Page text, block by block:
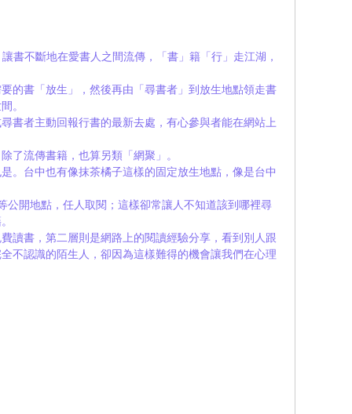
書不斷地在愛書人之間流傳，「書」籍「行」走江湖，
的書「放生」，然後再由「尋書者」到放生地點領走書
。
書者主動回報行書的最新去處，有心參與者能在網站上
了流傳書籍，也算另類「網聚」。
。台中也有像抹茶橘子這樣的固定放生地點，像是台中
開地點，任人取閱；這樣卻常讓人不知道該到哪裡尋
讀書，第二層則是網路上的閱讀經驗分享，看到別人跟
不認識的陌生人，卻因為這樣難得的機會讓我們在心理